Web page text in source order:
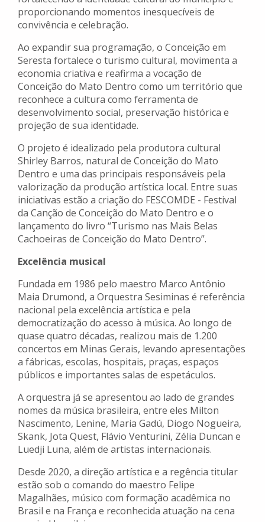
proporcionando momentos inesquecíveis de
convivência e celebração.
Ao expandir sua programação, o Conceição em
Seresta fortalece o turismo cultural, movimenta a
economia criativa e reafirma a vocação de
Conceição do Mato Dentro como um território que
reconhece a cultura como ferramenta de
desenvolvimento social, preservação histórica e
projeção de sua identidade.
O projeto é idealizado pela produtora cultural
Shirley Barros, natural de Conceição do Mato
Dentro e uma das principais responsáveis pela
valorização da produção artística local. Entre suas
iniciativas estão a criação do FESCOMDE - Festival
da Canção de Conceição do Mato Dentro e o
lançamento do livro “Turismo nas Mais Belas
Cachoeiras de Conceição do Mato Dentro”.
Excelência musical
Fundada em 1986 pelo maestro Marco Antônio
Maia Drumond, a Orquestra Sesiminas é referência
nacional pela excelência artística e pela
democratização do acesso à música. Ao longo de
quase quatro décadas, realizou mais de 1.200
concertos em Minas Gerais, levando apresentações
a fábricas, escolas, hospitais, praças, espaços
públicos e importantes salas de espetáculos.
A orquestra já se apresentou ao lado de grandes
nomes da música brasileira, entre eles Milton
Nascimento, Lenine, Maria Gadú, Diogo Nogueira,
Skank, Jota Quest, Flávio Venturini, Zélia Duncan e
Luedji Luna, além de artistas internacionais.
Desde 2020, a direção artística e a regência titular
estão sob o comando do maestro Felipe
Magalhães, músico com formação acadêmica no
Brasil e na França e reconhecida atuação na cena